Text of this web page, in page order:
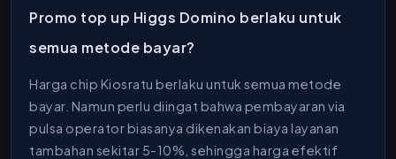
Promo top up Higgs Domino berlaku untuk
semua metode bayar?
Harga chip Kiosratu berlaku untuk semua metode
bayar. Namun perlu diingat bahwa pembayaran via
pulsa operator biasanya dikenakan biaya layanan
tambahan sekitar 5-10%, sehingga harga efektif